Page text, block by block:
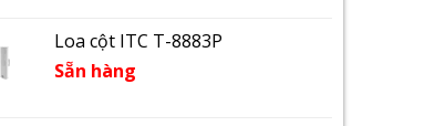
Loa cột ITC T-8883P
Sẵn hàng